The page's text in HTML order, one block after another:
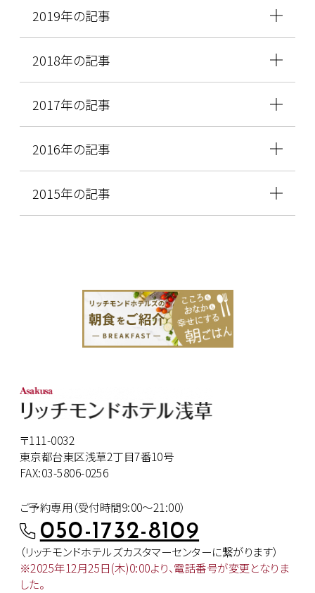
2019年の記事
2018年の記事
2017年の記事
2016年の記事
2015年の記事
〒111-0032
東京都台東区浅草2丁目7番10号
FAX:03-5806-0256
ご予約専用（受付時間9:00～21:00）
050-1732-8109
（リッチモンドホテルズカスタマーセンターに繋がります）
※2025年12月25日(木)0:00より、電話番号が変更となりま
した。